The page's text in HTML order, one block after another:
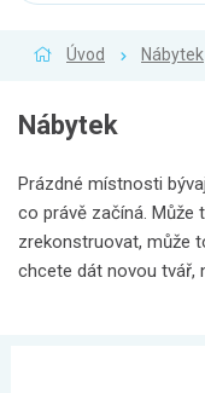
Úvod Nábytek
Nábytek
Prázdné místnosti
co právě začíná.
zrekonstruovat, může
chcete dát novou tvář,